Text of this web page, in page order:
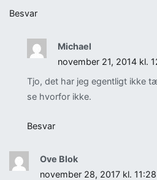
Besvar
Michael
november 21, 2014 kl.
Tjo, det har jeg egentligt ikke
se hvorfor ikke.
Besvar
Ove Blok
november 28, 2017 kl.